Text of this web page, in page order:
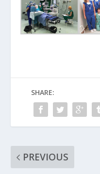
SHARE:
PREVIOUS